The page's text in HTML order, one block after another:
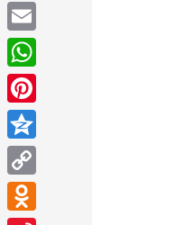
Twitter
Email
WhatsApp
Pinterest
Qzone
Copy
Link